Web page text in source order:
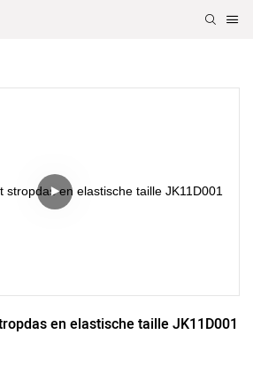
en elastische taille JK11D001